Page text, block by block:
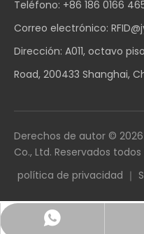
+86
+86-
Teléfono: +86 186 0166
Correo electrónico:
Dirección: A011, octavo
Road, 200433 Shanghai,
Derechos de autor © 2026
Co., Ltd. Reservados
política de privacidad ｜